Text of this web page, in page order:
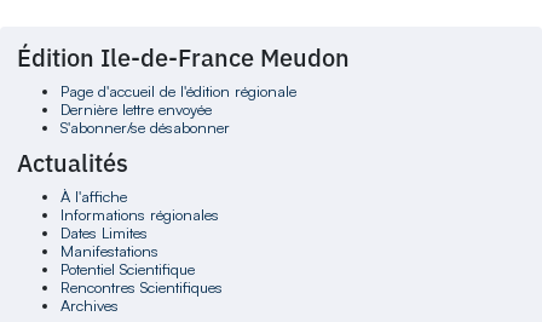
Édition Ile-de-France Meudon
Page d'accueil de l'édition régionale
Dernière lettre envoyée
S'abonner/se désabonner
Actualités
À l'affiche
Informations régionales
Dates Limites
Manifestations
Potentiel Scientifique
Rencontres Scientifiques
Archives